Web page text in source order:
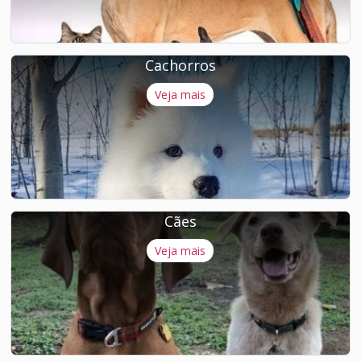
Cachorros
Veja mais
Cães
Veja mais